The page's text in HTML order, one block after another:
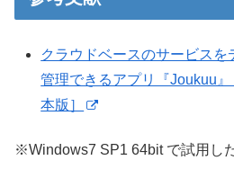
クラウドベースのサービスを
管理できるアプリ『Joukuu
本版］
※Windows7 SP1 64bit で試用し